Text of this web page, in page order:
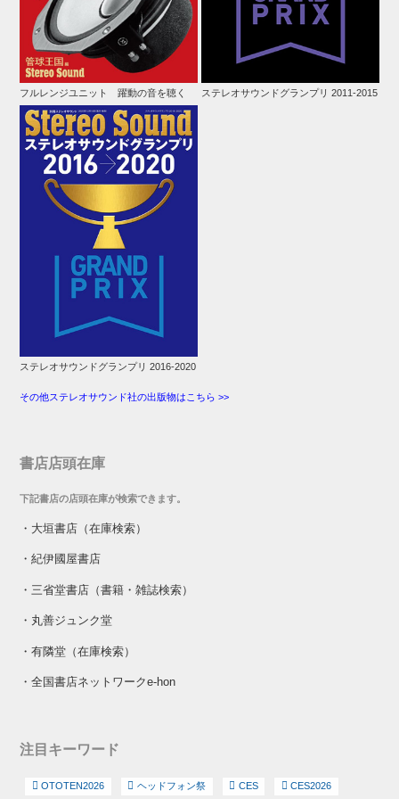
フルレンジユニット 躍動の音を聴く ステレオサウンドグランプリ 2011-2015
ステレオサウンドグランプリ 2016-2020
その他ステレオサウンド社の出版物はこちら >>
書店店頭在庫
下記書店の店頭在庫が検索できます。
・ 大垣書店（在庫検索）
・紀伊國屋書店
・ 三省堂書店（書籍・雑誌検索）
・ 丸善ジュンク堂
・有隣堂（在庫検索）
・全国書店ネットワークe-hon
注目キーワード
OTOTEN2026 ヘッドフォン祭 CES CES2026